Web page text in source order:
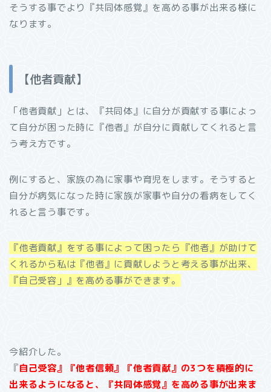
そうする事でより『共同体感覚』を高める事が出来る様に
なります。
【他者貢献】
「他者貢献」とは、『共同体』に自分が貢献する事によっ
て自分が困った時に『他者』が自分に貢献してくれると言
う考え方です。
例にすると、家族の為に家事や育児をします。そうすると
自分が病気になった時に家族が家事や自分の看病をしてく
れると言う事です。
『他者貢献』をする事によって困ったら『他者』が助けて
くれるから私は『他者』に貢献しようと考える事が出来、
『自己受容」』を高める事ができます。
今紹介した。
『自己受容』『他者信頼』『他者貢献』の3つを積極的に
出来るようになると、『共同体感覚』を高める事が出来ま